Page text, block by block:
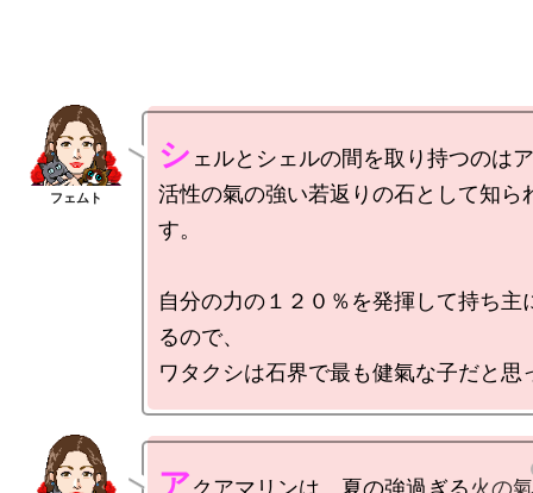
シ ェルとシェルの間を取り持つのは
活性の氣の強い若返りの石として知ら
す。
自分の力の１２０％を発揮して持ち主
るので、
アクアマリンは、夏の強過ぎる火の氣